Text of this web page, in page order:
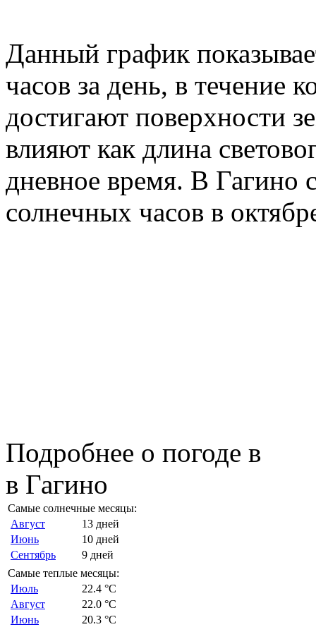
Данный график
часов за день, в течение
достигают поверхности
влияют как длина
дневное время. В Гагино
солнечных часов в
Подробнее о погоде в
в Гагино
Самые солнечные месяцы:
Август
13 дней
Июнь
10 дней
Сентябрь
9 дней
Самые теплые месяцы:
Июль
22.4 °C
Август
22.0 °C
Июнь
20.3 °C